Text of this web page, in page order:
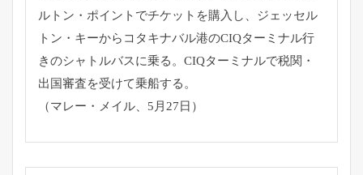
ルトン・ ポイントでチケットを購入し、ジェッセル
トン・ キーからコタキナバル港のCIQターミナル行
きのシャトルバスに乗る。CIQターミナルで税関・
出国審査を受けて乗船する。
（マレー・メイル、5月27日）